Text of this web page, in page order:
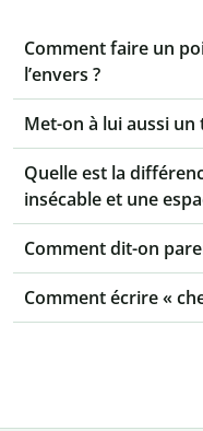
Comment faire un
l’envers ?
Met-on à lui aussi un
Quelle est la
insécable et une
Comment dit-on
Comment écrire «